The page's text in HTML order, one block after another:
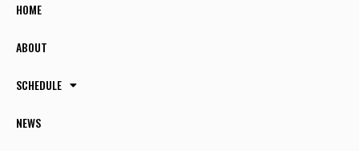
HOME
ABOUT
SCHEDULE
NEWS